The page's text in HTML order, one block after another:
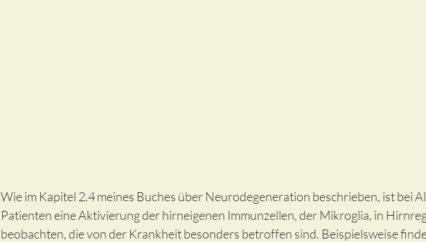
Wie im Kapitel 2.4 meines Buches über Neurodegeneration beschrieben, ist bei
Patienten eine Aktivierung der hirneigenen Immunzellen, der Mikroglia, in
beobachten, die von der Krankheit besonders betroffen sind. Beispielsweise